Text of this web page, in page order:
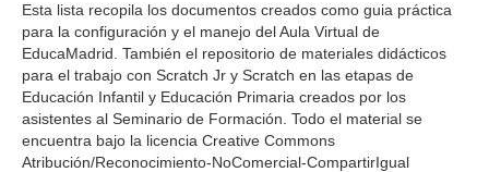
Esta lista recopila los documentos creados como guia práctica
para la configuración y el manejo del Aula Virtual de
EducaMadrid. También el repositorio de materiales didácticos
para el trabajo con Scratch Jr y Scratch en las etapas de
Educación Infantil y Educación Primaria creados por los
asistentes al Seminario de Formación. Todo el material se
encuentra bajo la licencia Creative Commons
Atribución/Reconocimiento-NoComercial-CompartirIgual